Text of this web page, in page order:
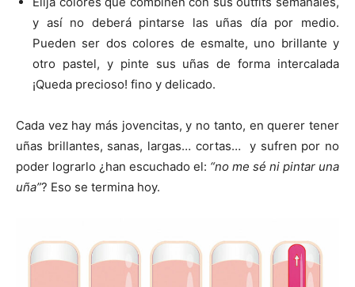
y así no deberá pintarse las uñas día por medio.
Pueden ser dos colores de esmalte, uno brillante y
otro pastel, y pinte sus uñas de forma intercalada
¡Queda precioso! fino y delicado.
Cada vez hay más jovencitas, y no tanto, en querer tener
uñas brillantes, sanas, largas… cortas… y sufren por no
poder lograrlo ¿han escuchado el: “no me sé ni pintar una
uña”? Eso se termina hoy.